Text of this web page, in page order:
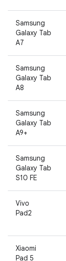
Samsung
Galaxy Tab
A7
Samsung
Galaxy Tab
A8
Samsung
Galaxy Tab
A9+
Samsung
Galaxy Tab
S10 FE
Vivo
Pad2
Xiaomi
Pad 5